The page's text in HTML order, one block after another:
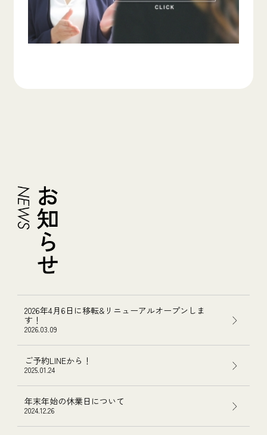
2026年4月6日に移転&リニューアルオープンしま
す！
2026.03.09
ご予約LINEから！
2025.01.24
年末年始の休業日について
2024.12.26